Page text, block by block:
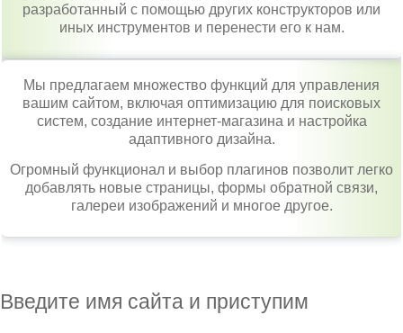
разработанный с помощью других конструкторов или
иных инструментов и перенести его к нам.
Мы предлагаем множество функций для управления
вашим сайтом, включая оптимизацию для поисковых
систем, создание интернет-магазина и настройка
адаптивного дизайна.
Огромный функционал и выбор плагинов позволит легко
добавлять новые страницы, формы обратной связи,
галереи изображений и многое другое.
Введите имя сайта и приступим